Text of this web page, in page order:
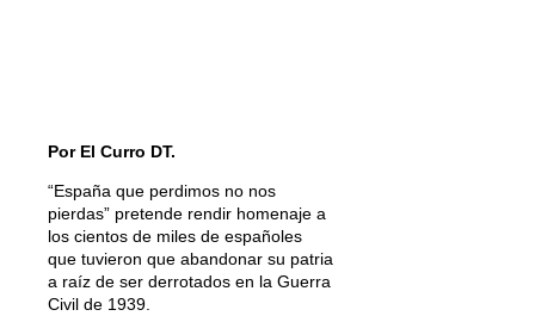
Por El Curro DT.
“España que perdimos no nos
pierdas” pretende rendir homenaje a
los cientos de miles de españoles
que tuvieron que abandonar su patria
a raíz de ser derrotados en la Guerra
Civil de 1939.